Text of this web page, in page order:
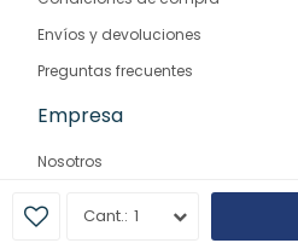
1
Envíos y devoluciones
Preguntas frecuentes
Empresa
Nosotros